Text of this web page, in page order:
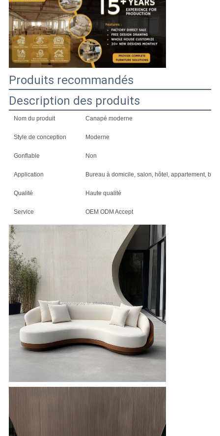
DEMANDE
DE
SOUMISSION
PLAN
DU
SITE
POLITIQUE
EN
PROTECTION
DE
LA
VIE
PRIVÉE
Produits recommandés
Description des produits
Nom du produit Canapé moderne
Style de conception Moderne
Gonflable Non
Application Bureau à domicile, salon, hôtel, appartement, bar
Qualité Haute qualité
Service OEM ODM Accept